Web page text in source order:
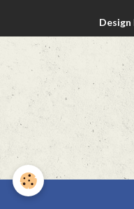
Design